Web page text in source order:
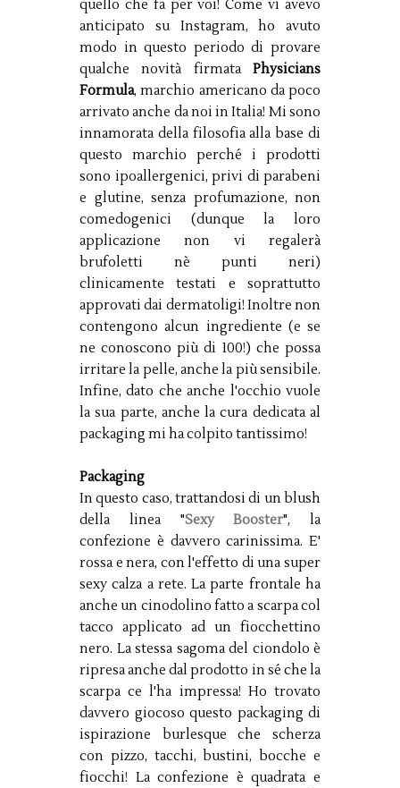
quello che fa per voi! Come vi avevo
anticipato su Instagram, ho avuto
modo in questo periodo di provare
qualche novità firmata Physicians
Formula, marchio americano da poco
arrivato anche da noi in Italia! Mi sono
innamorata della filosofia alla base di
questo marchio perché i prodotti
sono ipoallergenici, privi di parabeni
e glutine, senza profumazione, non
comedogenici (dunque la loro
applicazione non vi regalerà
brufoletti nè punti neri)
clinicamente testati e soprattutto
approvati dai dermatoligi! Inoltre non
contengono alcun ingrediente (e se
ne conoscono più di 100!) che possa
irritare la pelle, anche la più sensibile.
Infine, dato che anche l'occhio vuole
la sua parte, anche la cura dedicata al
packaging mi ha colpito tantissimo!
Packaging
In questo caso, trattandosi di un blush
della linea "Sexy Booster", la
confezione è davvero carinissima. E'
rossa e nera, con l'effetto di una super
sexy calza a rete. La parte frontale ha
anche un cinodolino fatto a scarpa col
tacco applicato ad un fiocchettino
nero. La stessa sagoma del ciondolo è
ripresa anche dal prodotto in sé che la
scarpa ce l'ha impressa! Ho trovato
davvero giocoso questo packaging di
ispirazione burlesque che scherza
con pizzo, tacchi, bustini, bocche e
fiocchi! La confezione è quadrata e